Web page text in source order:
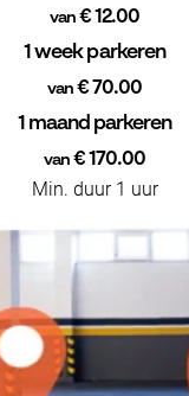
van€ 12.00
1 week parkeren
van€ 70.00
1 maand parkeren
van€ 170.00
Min. duur 1 uur